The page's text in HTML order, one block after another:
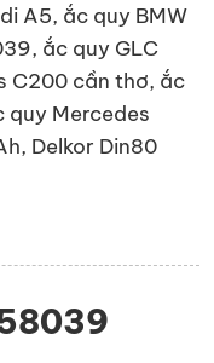
A5, ắc quy BMW
, ắc quy GLC
C200 cần thơ, ắc
quy Mercedes
, Delkor Din80